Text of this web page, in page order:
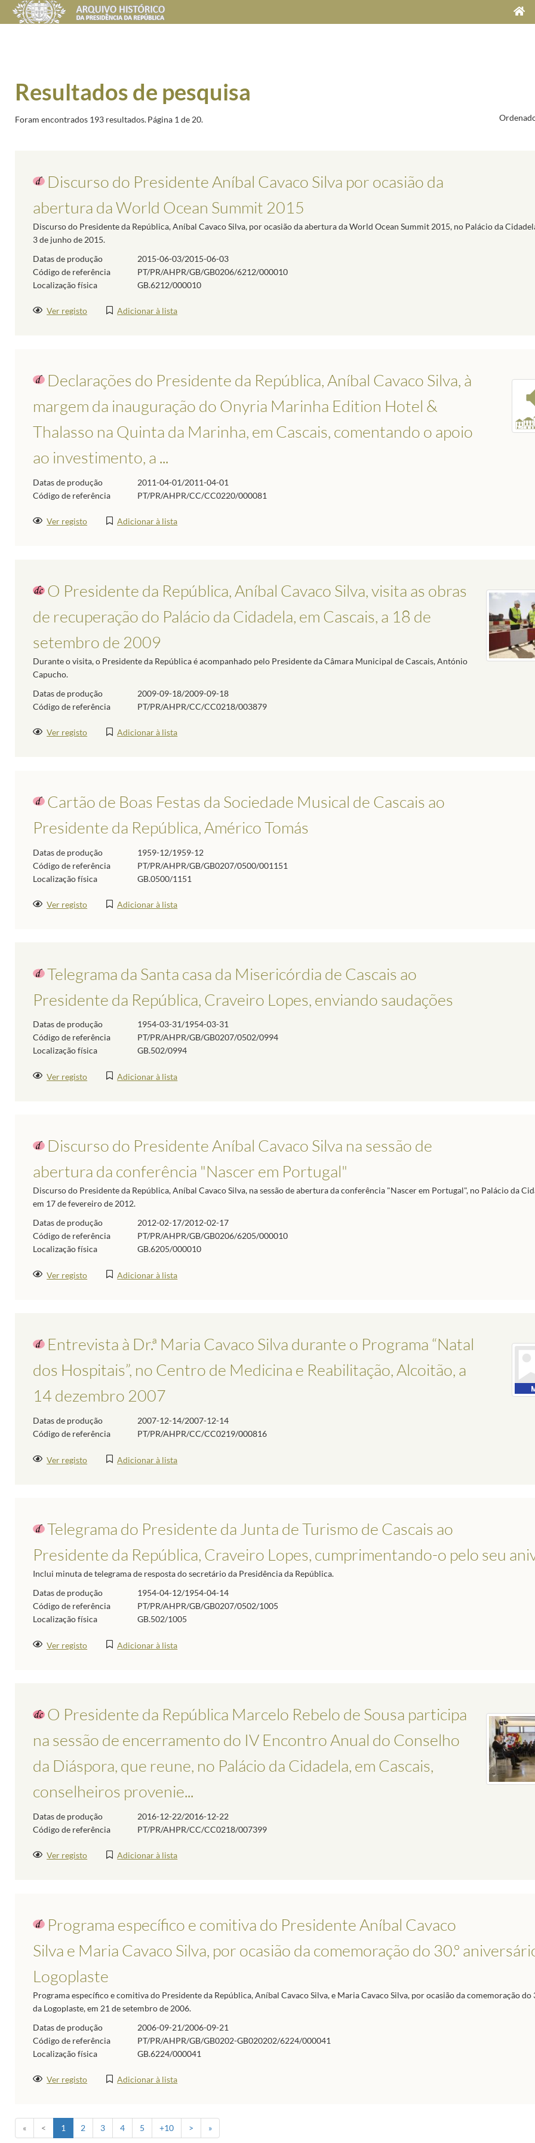
Resultados de pesquisa
Foram encontrados 193 resultados.Página 1 de 20.
Discurso do Presidente Aníbal Cavaco Silva por ocasião da
abertura da World Ocean Summit 2015
Discurso do Presidente da República, Aníbal Cavaco Silva, por ocasião da abertura da World Ocean Summit 2015, no Palácio da
3 de junho de 2015.
Datas de produção
2015-06-03/2015-06-03
Código de referência
PT/PR/AHPR/GB/GB0206/6212/000010
Localização física
GB.6212/000010
Ver registo Adicionar à lista
Declarações do Presidente da República, Aníbal Cavaco Silva, à
margem da inauguração do Onyria Marinha Edition Hotel &
Thalasso na Quinta da Marinha, em Cascais, comentando o apoio
ao investimento, a ...
Datas de produção
2011-04-01/2011-04-01
Código de referência
PT/PR/AHPR/CC/CC0220/000081
Ver registo Adicionar à lista
O Presidente da República, Aníbal Cavaco Silva, visita as obras
de recuperação do Palácio da Cidadela, em Cascais, a 18 de
setembro de 2009
Durante o visita, o Presidente da República é acompanhado pelo Presidente da Câmara Municipal de Cascais, António
Capucho.
Datas de produção
2009-09-18/2009-09-18
Código de referência
PT/PR/AHPR/CC/CC0218/003879
Ver registo Adicionar à lista
Cartão de Boas Festas da Sociedade Musical de Cascais ao
Presidente da República, Américo Tomás
Datas de produção
1959-12/1959-12
Código de referência
PT/PR/AHPR/GB/GB0207/0500/001151
Localização física
GB.0500/1151
Ver registo Adicionar à lista
Telegrama da Santa casa da Misericórdia de Cascais ao
Presidente da República, Craveiro Lopes, enviando saudações
Datas de produção
1954-03-31/1954-03-31
Código de referência
PT/PR/AHPR/GB/GB0207/0502/0994
Localização física
GB.502/0994
Ver registo Adicionar à lista
Discurso do Presidente Aníbal Cavaco Silva na sessão de
abertura da conferência "Nascer em Portugal"
Discurso do Presidente da República, Aníbal Cavaco Silva, na sessão de abertura da conferência "Nascer em Portugal", no Palácio da
em 17 de fevereiro de 2012.
Datas de produção
2012-02-17/2012-02-17
Código de referência
PT/PR/AHPR/GB/GB0206/6205/000010
Localização física
GB.6205/000010
Ver registo Adicionar à lista
Entrevista à Dr.ª Maria Cavaco Silva durante o Programa “Natal
dos Hospitais”, no Centro de Medicina e Reabilitação, Alcoitão, a
14 dezembro 2007
Datas de produção
2007-12-14/2007-12-14
Código de referência
PT/PR/AHPR/CC/CC0219/000816
Ver registo Adicionar à lista
Telegrama do Presidente da Junta de Turismo de Cascais ao
Presidente da República, Craveiro Lopes, cumprimentando-o pelo seu
Inclui minuta de telegrama de resposta do secretário da Presidência da República.
Datas de produção
1954-04-12/1954-04-14
Código de referência
PT/PR/AHPR/GB/GB0207/0502/1005
Localização física
GB.502/1005
Ver registo Adicionar à lista
O Presidente da República Marcelo Rebelo de Sousa participa
na sessão de encerramento do IV Encontro Anual do Conselho
da Diáspora, que reune, no Palácio da Cidadela, em Cascais,
conselheiros provenie...
Datas de produção
2016-12-22/2016-12-22
Código de referência
PT/PR/AHPR/CC/CC0218/007399
Ver registo Adicionar à lista
Programa específico e comitiva do Presidente Aníbal Cavaco
Silva e Maria Cavaco Silva, por ocasião da comemoração do 30.º
Logoplaste
Programa específico e comitiva do Presidente da República, Aníbal Cavaco Silva, e Maria Cavaco Silva, por ocasião da comemoração do
da Logoplaste, em 21 de setembro de 2006.
Datas de produção
2006-09-21/2006-09-21
Código de referência
PT/PR/AHPR/GB/GB0202-GB020202/6224/000041
Localização física
GB.6224/000041
Ver registo Adicionar à lista
« < 1 2 3 4 5 +10 > »